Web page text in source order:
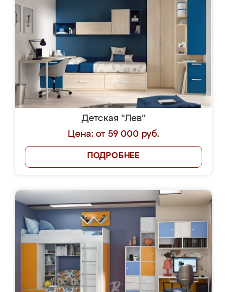
Детская "Лев"
Цена: от 59 000 руб.
ПОДРОБНЕЕ